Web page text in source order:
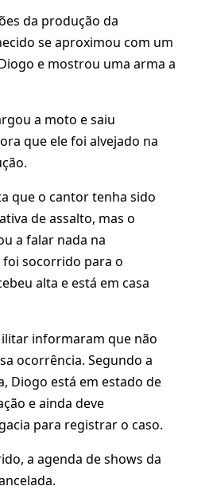
da produção da
se aproximou com um
e mostrou uma arma a
a moto e saiu
que ele foi alvejado na
que o cantor tenha sido
de assalto, mas o
a falar nada na
socorrido para o
alta e está em casa
informaram que não
ocorrência. Segundo a
Diogo está em estado de
e ainda deve
para registrar o caso.
a agenda de shows da